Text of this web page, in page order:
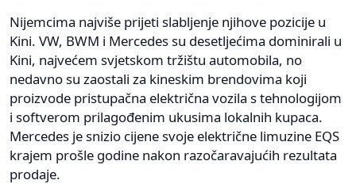
Nijemcima najviše prijeti slabljenje njihove pozicije u
Kini. VW, BWM i Mercedes su desetljećima dominirali u
Kini, najvećem svjetskom tržištu automobila, no
nedavno su zaostali za kineskim brendovima koji
proizvode pristupačna električna vozila s tehnologijom
i softverom prilagođenim ukusima lokalnih kupaca.
Mercedes je snizio cijene svoje električne limuzine EQS
krajem prošle godine nakon razočaravajućih rezultata
prodaje.